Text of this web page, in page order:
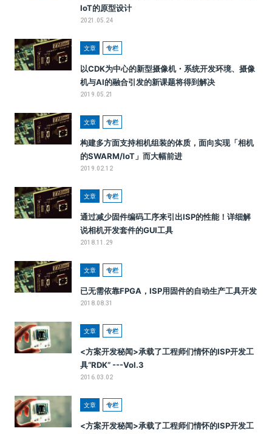
IoT的原型设计
2021.05.24
文章 专栏
以CDK为中心的新型摄像机・系统开发环境、摄像
机与AI的融合引发的新课题将得到解决
2019.05.21
文章 专栏
构建多方面支持相机组装的体质，面向实现「相机
的SWARM/IoT」而大幅前进
2019.02.12
文章 专栏
通过减少固件编码工序来引出ISP的性能！详细解
说相机开发套件的GUI工具
2018.11.29
文章 专栏
已无需依靠FPGA，ISP用固件的自动生产工具开发
2018.08.31
文章 专栏
<方案开发秘闻>承载了工程师们情怀的ISP开发工
具“RDK” ---Vol.3
2016.03.02
文章 专栏
<方案开发秘闻>承载了工程师们情怀的ISP开发工